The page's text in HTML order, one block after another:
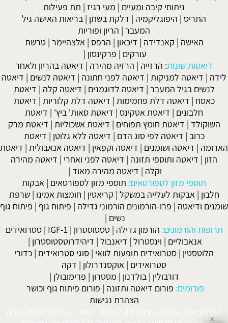
ניתוחי קיבה ומעיים | מעי רגיז | תת פעילות
התריס | היפוגליקמיה | דלקת בשתן | בריאות האישה גיל
המעבר | הריון ופוריות
האישה | קאנדידה | דיכאון | הרפס | אלצהיימר |טרשת
עורקים | פרקינסון |
דיאטות שונות: הרזייה | הרזיה מהירה | דיאטה בהריון ולאחר
לידה | דיאטה למניקות | דיאטה לפני חתונה | דיאטה לנשים | דיאטה
לנשים בגיל המעבר | דיאטה לדוגמנים | דיאטה קלה | דיאטת
כאסח | דיאטה דלת פחמימות | דיאטה דלת קלוריות | דיאטת
חלבונים | דיאטת אטקינס | דיאטת סאות' ביץ' | דיאטת
השוקולד | דיאטת חומץ תפוחים | דיאטת אשכוליות | דיאטת מרק
כרוב | דיאטה לפי סוג הדם | דיאטה ללא גלוטן | דיאטת
הארומה | דיאטה ושומנים | דיאטה וקפאין | דיאטה אנאבולית | דיאטת
הזון | דיאטה ותוספי תזונה | דיאטה לפני ואחרי | דיאטה מהירה
וקלה | דיאטה מהירה מאוד |
תוספי מזון לספורטאים: תוספי מזון לספורטאים | אבקות
חלבון | אבקות לעלייה במשקל | קריאטין | חומצות אמינו |שרפת
שומנים ודיאטה | פרו-הורמונים הורמוני גדילה | פיתוח גוף | פיתוח גוף
נשים |
תרופות והורמונים: הורמון גדילה |טסטוסטרון |
IGF-1
|סטרואידים
אנאבוליים | וינסטרול | דיאנבול | דיהידרוטסטוסטרון |
הלוטסטין | סטרואידים תופעות לוואי | סוגי סטרואידים | כדורי
סטרואידים | אוקסנדרולון | דקה
דורבולין | בולדנון | מסטרון | פרימובולן |
פורומים: פורום דיאטה ותזונה | פורום פיתוח גוף וכושר
הצהרת נגישות
המידע אינו המלצה או התוויה לטיפול רפואי. בכל מקרה של בעיה
✕